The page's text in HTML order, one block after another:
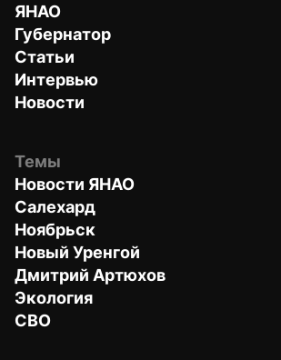
ЯНАО
Губернатор
Статьи
Интервью
Новости
Темы
Новости ЯНАО
Салехард
Ноябрьск
Новый Уренгой
Дмитрий Артюхов
Экология
СВО